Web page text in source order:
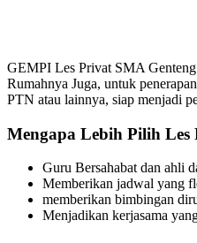
GEMPI Les Privat SMA Genteng
Rumahnya Juga, untuk
PTN atau lainnya, siap menjadi
Mengapa Lebih Pilih Les
Guru Bersahabat dan ahli
Memberikan jadwal yang
memberikan bimbingan
Menjadikan kerjasama